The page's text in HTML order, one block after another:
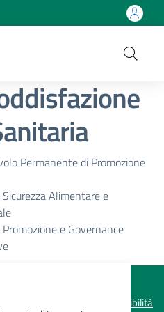
Permanente di Promozione
Alimentare e
e Governance
Accessibilità